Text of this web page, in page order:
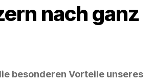
nach ganz
besonderen Vorteile unseres